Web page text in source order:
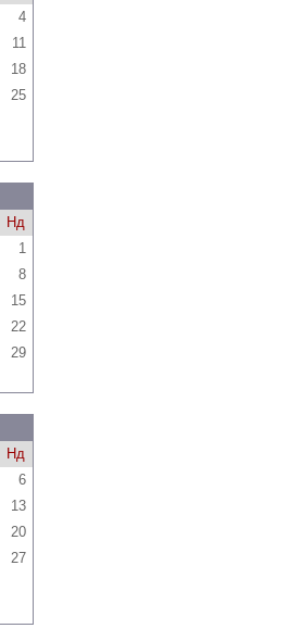
4
11
18
25
Нд
1
8
15
22
29
Нд
6
13
20
27